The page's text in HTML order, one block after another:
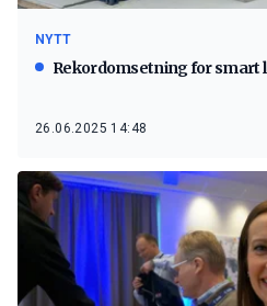
NYTT
Rekordomsetning for smart
26.06.2025 14:48